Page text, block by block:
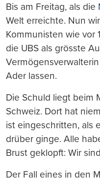
Bis am Freitag, als die
Welt erreichte. Nun
Kommunisten wie vor
die UBS als grösste
Ader lassen.
Die Schuld liegt beim
Schweiz. Dort hat
ist eingeschritten, als
drüber ginge. Alle
Brust geklopft: Wir
Der Fall eines in den